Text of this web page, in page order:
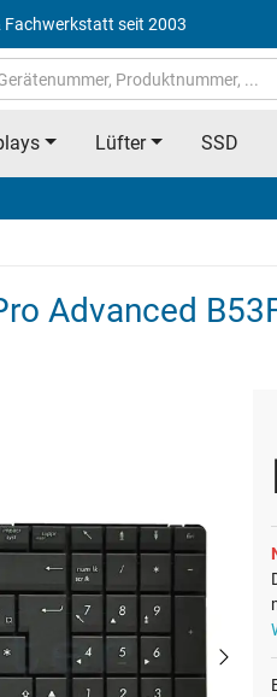
Fachwerkstatt seit 2003
Lüfter SSD
Advanced